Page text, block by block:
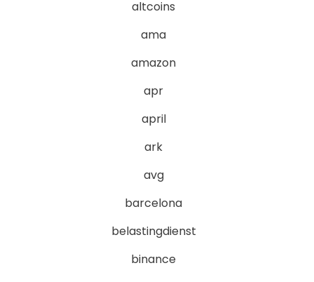
altcoins
ama
amazon
apr
april
ark
avg
barcelona
belastingdienst
binance